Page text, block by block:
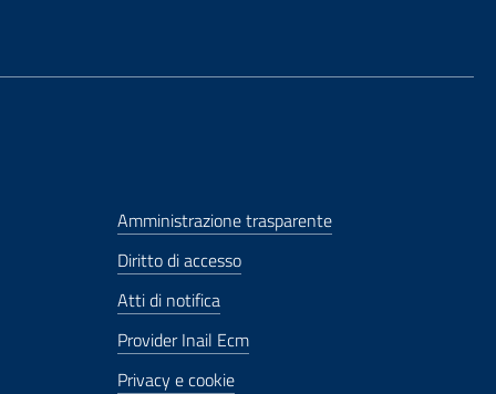
Amministrazione trasparente
Diritto di accesso
Atti di notifica
Provider Inail Ecm
Privacy e cookie